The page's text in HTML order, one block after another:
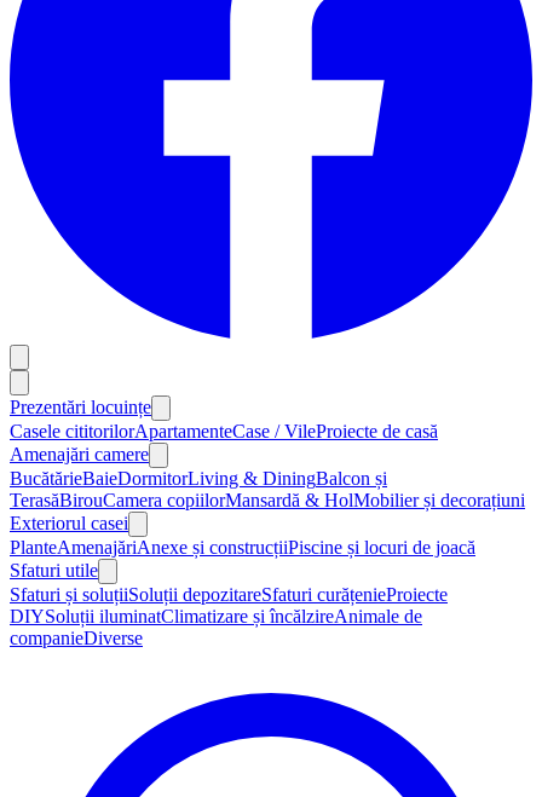
Prezentări locuințe
Casele cititorilorApartamenteCase / VileProiecte de casă
Amenajări camere
BucătărieBaieDormitorLiving & DiningBalcon și
TerasăBirouCamera copiilorMansardă & HolMobilier și decorațiuni
Exteriorul casei
PlanteAmenajăriAnexe și construcțiiPiscine și locuri de joacă
Sfaturi utile
Sfaturi și soluțiiSoluții depozitareSfaturi curățenieProiecte
DIYSoluții iluminatClimatizare și încălzireAnimale de
companieDiverse